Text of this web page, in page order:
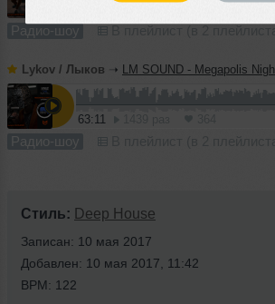
Радио-шоу
Lykov / Лыков ➝ LM SOUND - Megapolis Night 30.06.2026
63:11
Радио-шоу
Стиль: Deep House
Записан: 10 мая 2017
Добавлен: 10 мая 2017, 11:42
BPM: 122